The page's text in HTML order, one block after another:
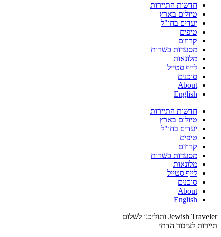
חדשות התיירות
טיולים בארץ
יעדים בחו"ל
טיפים
קרוזים
מסעדות כשרות
מלונאות
לייף סטייל
סוכנים
About
English
חדשות התיירות
טיולים בארץ
יעדים בחו"ל
טיפים
קרוזים
מסעדות כשרות
מלונאות
לייף סטייל
סוכנים
About
English
Jewish Traveler ותוליכנו לשלום
תיירות לציבור הדתי